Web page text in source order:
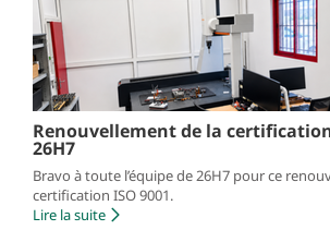
Renouvellement de la
26H7
Bravo à toute l’équipe de 26H7 pour ce
certification ISO 9001.
Lire la suite